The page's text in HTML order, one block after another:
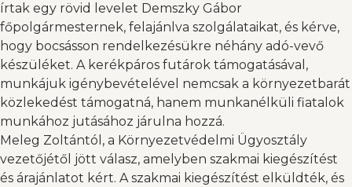
írtak egy rövid levelet Demszky Gábor
főpolgármesternek, felajánlva szolgálataikat, és kérve,
hogy bocsásson rendelkezésükre néhány adó-vevő
készüléket. A kerékpáros futárok támogatásával,
munkájuk igénybevételével nemcsak a környezetbarát
közlekedést támogatná, hanem munkanélküli fiatalok
munkához jutásához járulna hozzá.
Meleg Zoltántól, a Környezetvédelmi Ügyosztály
vezetőjétől jött válasz, amelyben szakmai kiegészítést
és árajánlatot kért. A szakmai kiegészítést elküldték, és